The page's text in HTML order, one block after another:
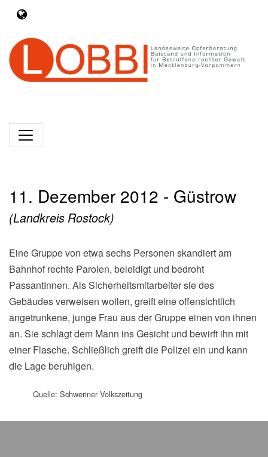
11. Dezember 2012 - Güstrow
(Landkreis Rostock)
Eine Gruppe von etwa sechs Personen skandiert am
Bahnhof rechte Parolen, beleidigt und bedroht
PassantInnen. Als Sicherheitsmitarbeiter sie des
Gebäudes verweisen wollen, greift eine offensichtlich
angetrunkene, junge Frau aus der Gruppe einen von ihnen
an. Sie schlägt dem Mann ins Gesicht und bewirft ihn mit
einer Flasche. Schließlich greift die Polizei ein und kann
die Lage beruhigen.
Quelle: Schweriner Volkszeitung